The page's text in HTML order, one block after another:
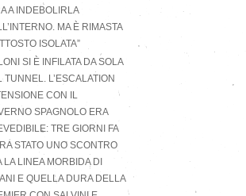
A INDEBOLIRLA
MA È RIMASTA
ISOLATA”
SI È INFILATA DA SOLA
TUNNEL. L’ESCALATION
CON IL
SPAGNOLO ERA
TRE GIORNI FA
STATO UNO SCONTRO
LA LINEA MORBIDA DI
E QUELLA DURA DELLA